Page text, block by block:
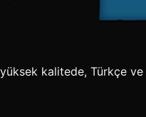
kalitede, Türkçe